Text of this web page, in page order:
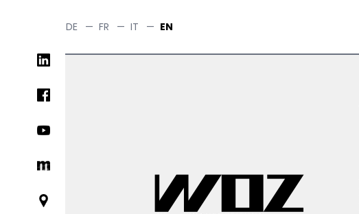
content
DE — FR — IT — EN
Social
links